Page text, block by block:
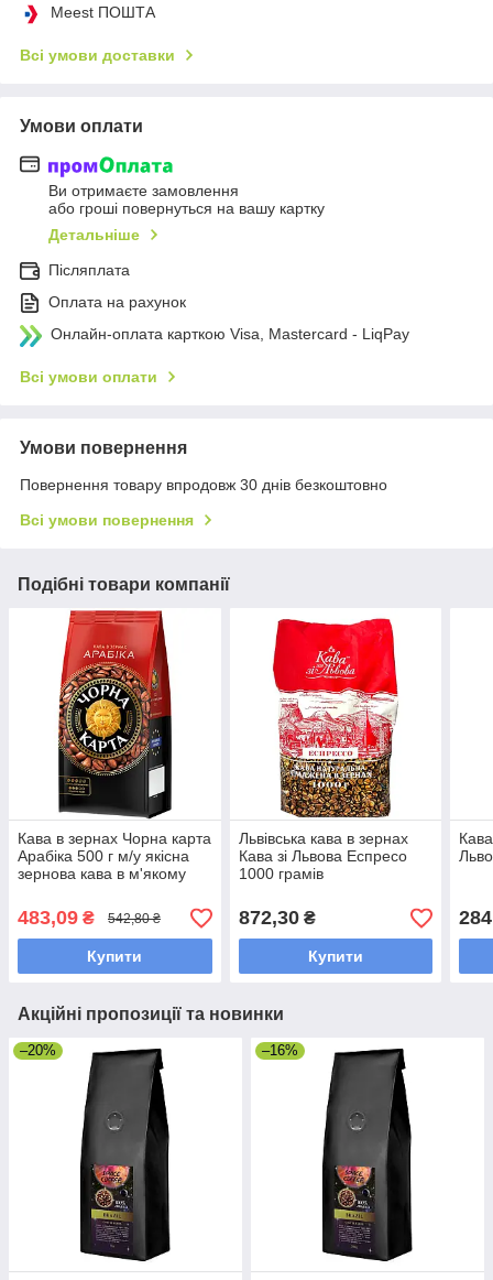
Meest ПОШТА
Всі умови доставки
Умови оплати
Ви отримаєте замовлення
або гроші повернуться на вашу картку
Детальніше
Післяплата
Оплата на рахунок
Онлайн-оплата карткою Visa, Mastercard - LiqPay
Всі умови оплати
Умови повернення
Повернення товару впродовж 30 днів безкоштовно
Всі умови повернення
Подібні товари компанії
Кава в зернах Чорна карта
Арабіка 500 г м/у якісна
зернова кава в м'якому
483,09 ₴ 542,80 ₴
Купити
Львівська кава в зернах
Кава зі Львова Еспресо
1000 грамів
872,30₴
Купити
Акційні пропозиції та новинки
–20% –16%